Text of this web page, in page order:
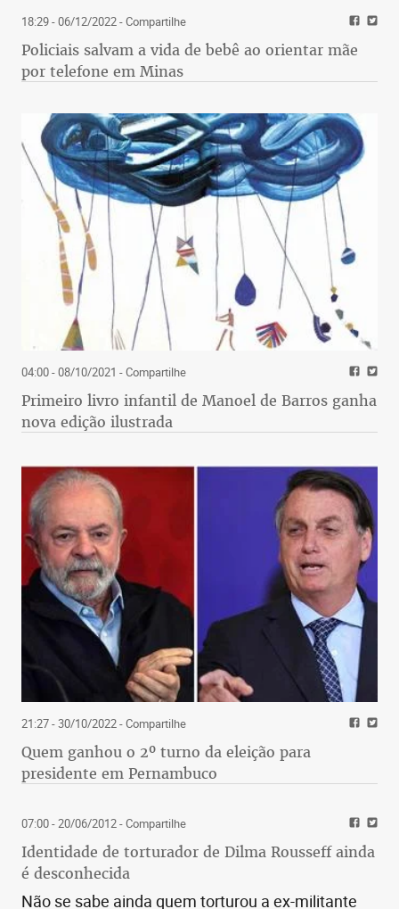
18:29 - 06/12/2022- Compartilhe
Policiais salvam a vida de bebê ao orientar mãe
por telefone em Minas
04:00 - 08/10/2021 - Compartilhe
Primeiro livro infantil de Manoel de Barros ganha
nova edição ilustrada
21:27 - 30/10/2022- Compartilhe
Quem ganhou o 2º turno da eleição para
presidente em Pernambuco
07:00 - 20/06/2012- Compartilhe
Identidade de torturador de Dilma Rousseff ainda
é desconhecida
Não se sabe ainda quem torturou a ex-militante